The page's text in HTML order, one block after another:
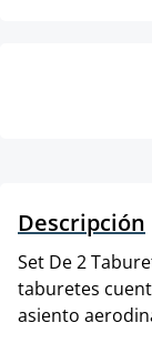
Descripción
Set De 2
taburetes
asiento